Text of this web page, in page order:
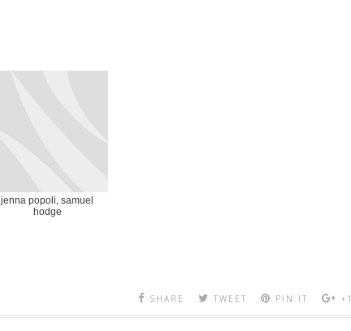
jenna popoli, samuel
hodge
SHARE TWEET PIN IT +1